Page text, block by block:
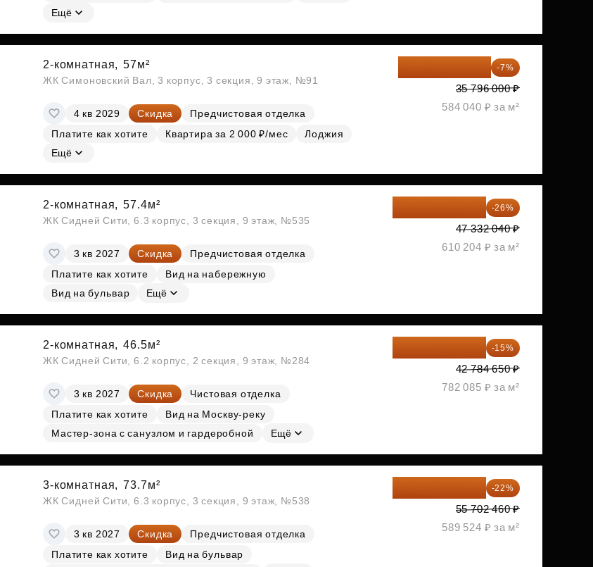
Ещё
2-комнатная, 57м²
ЖК Симоновский Вал, 3 корпус, 3 секция, 9 этаж, №91
4 кв 2029 Скидка
Предчистовая отделка
Платите как хотите
Квартира за 2 000 ₽/мес
Лоджия
Ещё
33 290 280 ₽ -7%
35 796 000 ₽
584 040 ₽ за м²
2-комнатная, 57.4м²
ЖК Сидней Сити, 6.3 корпус, 3 секция, 9 этаж, №535
3 кв 2027 Скидка
Предчистовая отделка
Платите как хотите
Вид на набережную
Вид на бульвар
Ещё
-26%
47 332 040 ₽
610 204 ₽ за м²
2-комнатная, 46.5м²
ЖК Сидней Сити, 6.2 корпус, 2 секция, 9 этаж, №284
3 кв 2027 Скидка
Чистовая отделка
Платите как хотите
Вид на Москву-реку
Мастер-зона с санузлом и гардеробной
Ещё
-15%
42 784 650 ₽
782 085 ₽ за м²
3-комнатная, 73.7м²
ЖК Сидней Сити, 6.3 корпус, 3 секция, 9 этаж, №538
3 кв 2027 Скидка
Предчистовая отделка
Платите как хотите
Вид на бульвар
-22%
55 702 460 ₽
589 524 ₽ за м²